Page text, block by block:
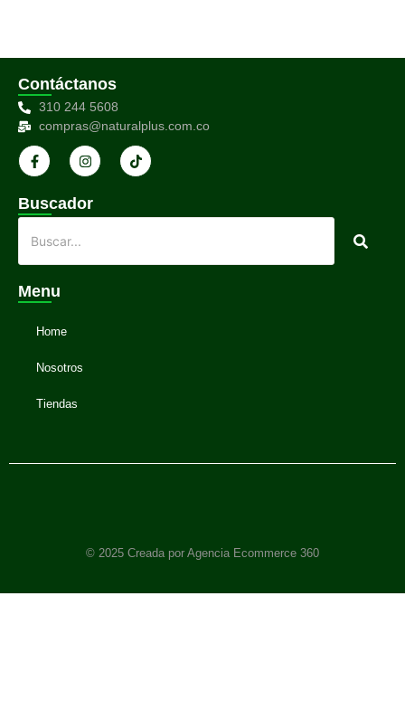
Contáctanos
310 244 5608
compras@naturalplus.com.co
Buscador
Menu
Home
Nosotros
Tiendas
© 2025 Creada por Agencia Ecommerce 360